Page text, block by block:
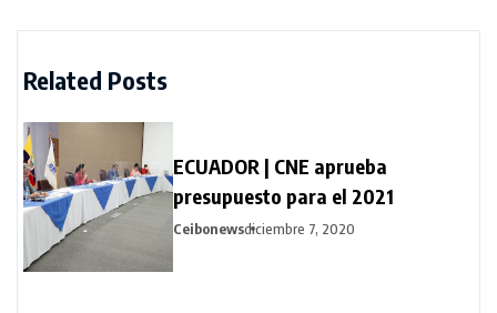
Related Posts
ECUADOR | CNE aprueba
presupuesto para el 2021
Ceibonewsdiciembre 7, 2020